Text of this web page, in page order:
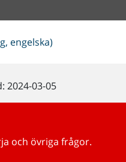
engelska)
2024-03-05
och övriga frågor.